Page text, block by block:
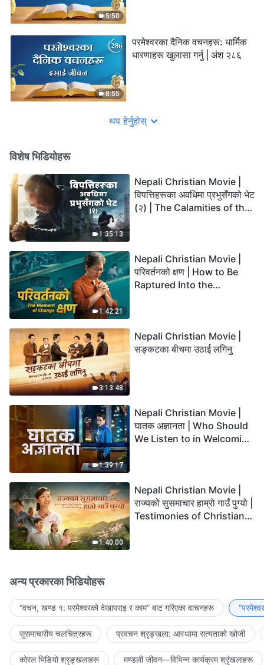
5:50
8:55
परमेश्‍वरका दैनिक वचनहरू: धार्मिक
धारणाहरू खुलासा गर्नु | अंश २८६
थप हेर्नुहोस्
विशेष भिडियोहरू
1:35:13
Nepali Christian Movie |
विपत्तिहरूका अवधिमा प्रभुसँगको भेट
(२) | The Calamities of the
1:42:21
Nepali Christian Movie |
परिवर्तनको क्षण | How to Be
Raptured Into the
3:13:48
Nepali Christian Movie |
सङ्कटका बीचमा उठाई लगिनु
1:39:17
Nepali Christian Movie |
घातक अज्ञानता | Who Should
We Listen to in Welcoming
1:40:00
Nepali Christian Movie |
राज्यको सुसमाचार हाम्रो गाउँ पुग्यो |
Testimonies of Christians
अन्य प्रकारका भिडियोहरू
“वचन, खण्ड १: परमेश्‍वरको देखापराइ र काम” बाट गरिएका वाचनहरू
सुसमाचारीय चलचित्रहरू प्रवचन श्रृङ्खला: आस्थामा सत्यताको खोजी
कोरल भिडियो श्रृङ्खलाहरू मण्डली जीवन—विभिन्‍न कार्यक्रम श्रृंखलाहरू